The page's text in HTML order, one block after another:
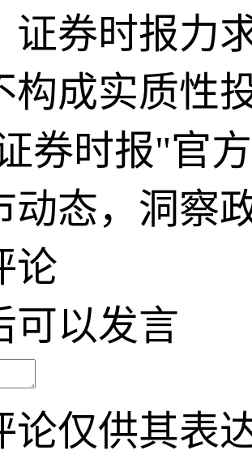
证券时报力
构成实质性
券时报"官
动态，洞察
论
可以发言
论仅供其表